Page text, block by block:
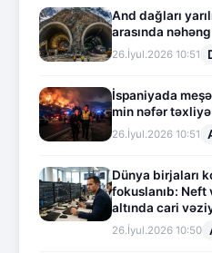
And dağları
arasında
26.İyul.2026 10:51
İspaniyada
min nəfər
26.İyul.2026 10:51
Dünya birjaları
fokuslanıb:
altında cari
26.İyul.2026 10:50